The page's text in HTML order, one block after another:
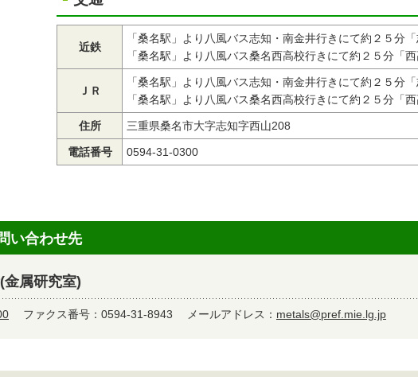
近鉄
「桑名駅」より八風バス志知・南金井行きにて約２５分
「桑名駅」より八風バス桑名西高校行きにて約２５分「
ＪＲ
「桑名駅」より八風バス志知・南金井行きにて約２５分
「桑名駅」より八風バス桑名西高校行きにて約２５分「
住所 三重県桑名市大字志知字西山208
電話番号 0594-31-0300
い合わせ先
属研究室)
ファクス番号：0594-31-8943 メールアドレス： metals@pref.mie.lg.jp